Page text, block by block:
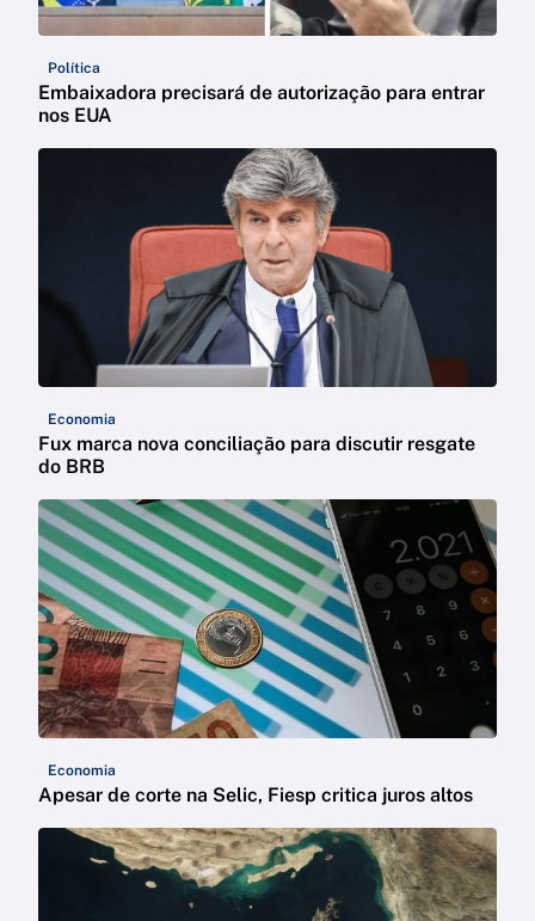
Política
Embaixadora precisará de autorização para entrar
nos EUA
Economia
Fux marca nova conciliação para discutir resgate
do BRB
Economia
Apesar de corte na Selic, Fiesp critica juros altos